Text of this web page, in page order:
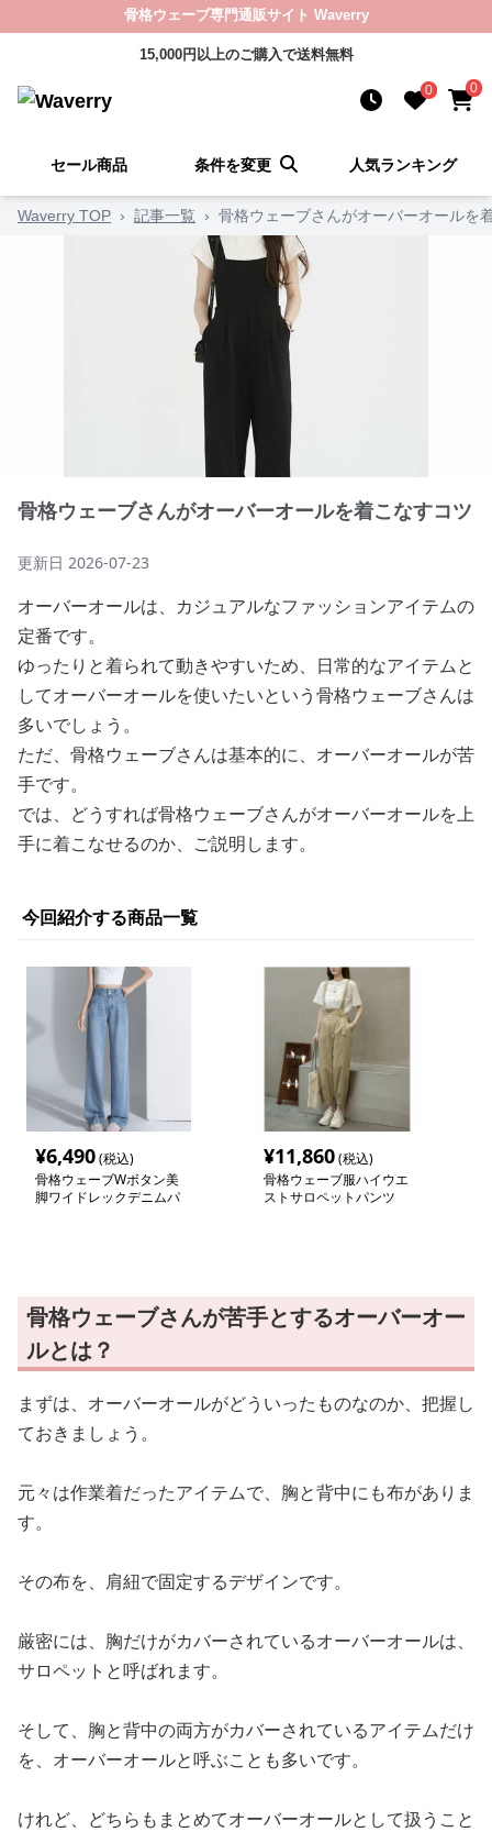
骨格ウェーブ専門通販サイト Waverry
15,000円以上のご購入で送料無料
0 0
セール商品 条件を変更 人気ランキング
Waverry TOP › 記事一覧 › 骨格ウェーブさんがオーバーオールを
骨格ウェーブさんがオーバーオールを着こなすコツ
更新日 2026-07-23
オーバーオールは、カジュアルなファッションアイテムの
定番です。
ゆったりと着られて動きやすいため、日常的なアイテムと
してオーバーオールを使いたいという骨格ウェーブさんは
多いでしょう。
ただ、骨格ウェーブさんは基本的に、オーバーオールが苦
手です。
では、どうすれば骨格ウェーブさんがオーバーオールを上
手に着こなせるのか、ご説明します。
今回紹介する商品一覧
¥6,490(税込)
骨格ウェーブWボタン美
脚ワイドレックデニムパ
¥11,860(税込)
骨格ウェーブ服ハイウエ
ストサロペットパンツ
骨格ウェーブさんが苦手とするオーバーオー
ルとは？
まずは、オーバーオールがどういったものなのか、把握し
ておきましょう。
元々は作業着だったアイテムで、胸と背中にも布がありま
す。
その布を、肩紐で固定するデザインです。
厳密には、胸だけがカバーされているオーバーオールは、
サロペットと呼ばれます。
そして、胸と背中の両方がカバーされているアイテムだけ
を、オーバーオールと呼ぶことも多いです。
けれど、どちらもまとめてオーバーオールとして扱うこと